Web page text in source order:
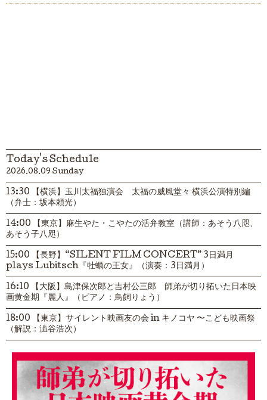
Today's Schedule
2026.08.09 Sunday
13:30 【横浜】玉川太福独演会 太福の威風堂々 横浜公演特別編
（弁士：坂本頼光）
14:00 【東京】麻生やた・こやたの活弁教室（講師：あそう八咫、
あそう子八咫）
15:00 【長野】“SILENT FILM CONCERT” 3日満月
plays Lubitsch『牡蠣の王女』（演奏：3日満月）
16:10 【大阪】島津保次郎と吉村公三郎 師弟が切り拓いた日本映
画黄金期『麗人』（ピアノ：鳥飼りょう）
18:00 【東京】サイレント映画友の会 in キノコヤ 〜こども映画祭
（解説：澁谷浩次）